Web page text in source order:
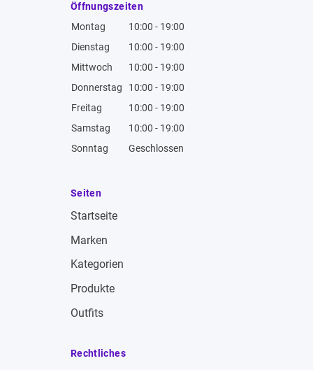
Öffnungszeiten
Montag
10:00 - 19:00
Dienstag
10:00 - 19:00
Mittwoch
10:00 - 19:00
Donnerstag
10:00 - 19:00
Freitag
10:00 - 19:00
Samstag
10:00 - 19:00
Sonntag
Geschlossen
Seiten
Startseite
Marken
Kategorien
Produkte
Outfits
Rechtliches